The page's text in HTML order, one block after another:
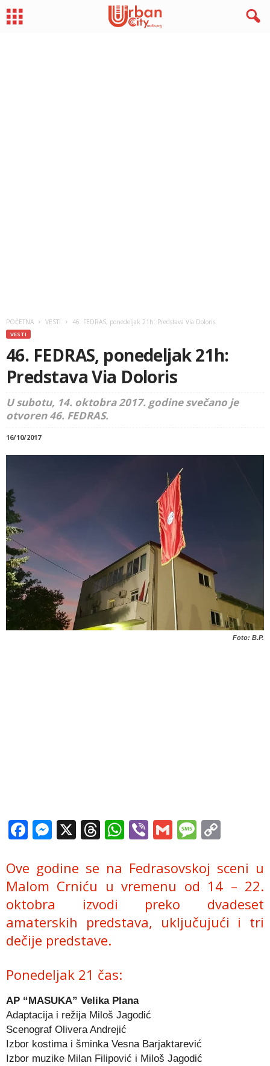
POČETNA VESTI 46. FEDRAS, ponedeljak 21h: Predstava Via Doloris
VESTI
46. FEDRAS, ponedeljak 21h:
Predstava Via Doloris
U subotu, 14. oktobra 2017. godine svečano je
otvoren 46. FEDRAS.
16/10/2017
Foto: B.P.
Facebook
Messenger
X Threads
WhatsApp
ViberGmail
Ove godine se na Fedrasovskoj sceni u
Malom Crniću u vremenu od 14 – 22.
oktobra izvodi preko dvadeset
amaterskih predstava, uključujući i tri
dečije predstave.
Ponedeljak 21 čas:
AP “MASUKA” Velika Plana
Adaptacija i režija Miloš Jagodić
Scenograf Olivera Andrejić
Izbor kostima i šminka Vesna Barjaktarević
Izbor muzike Milan Filipović i Miloš Jagodić